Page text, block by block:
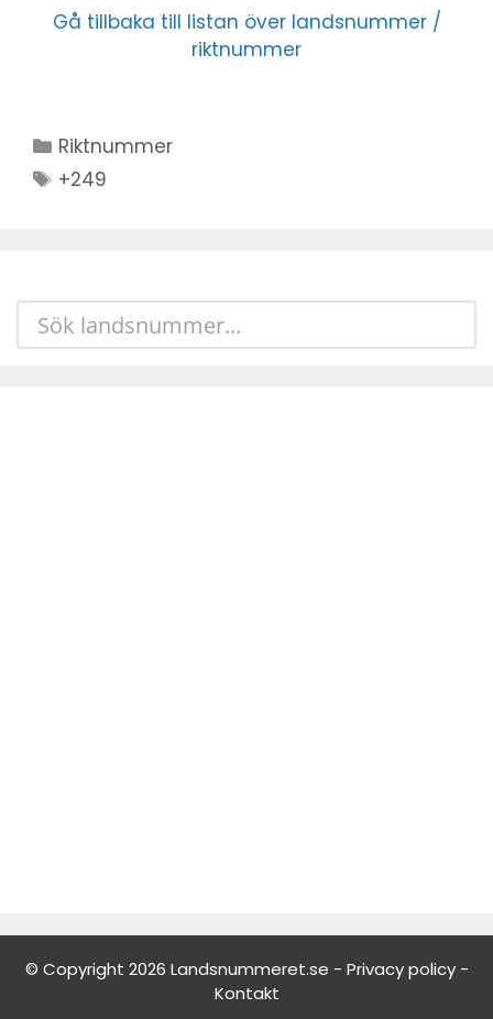
Gå tillbaka till listan över landsnummer /
riktnummer
Kategorier
Riktnummer
Stikkord
+249
© Copyright 2026 Landsnummeret.se - Privacy policy-
Kontakt